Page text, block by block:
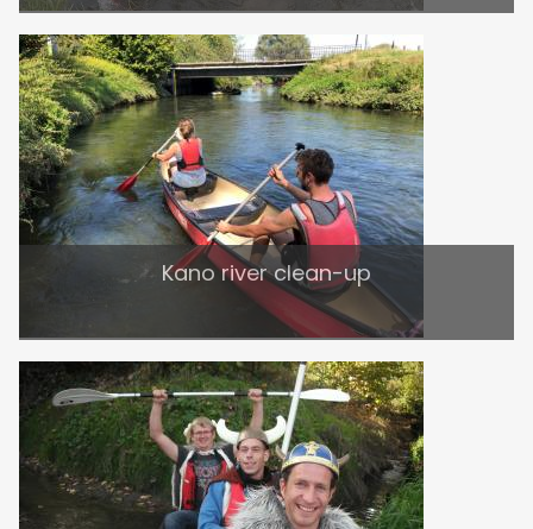
Kano river clean-up